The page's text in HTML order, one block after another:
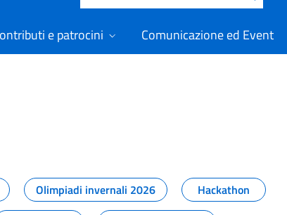
e patrocini Comunicazione ed Eventi
Olimpiadi invernali 2026
Hackathon